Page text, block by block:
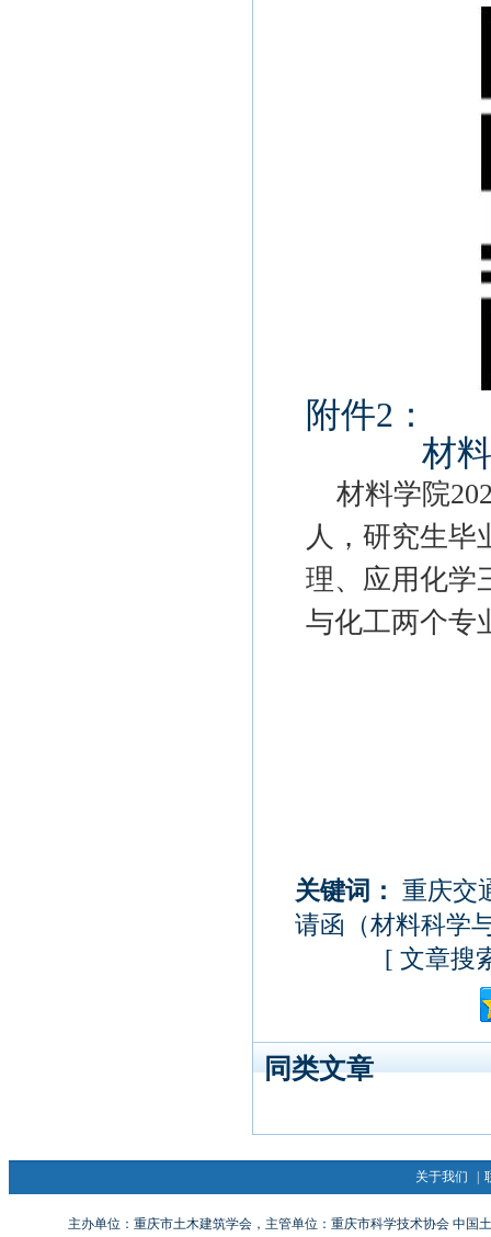
附件2 ：
材
材料学院
人，研究生毕
理、应用化学
与化工两个专
关键词： 重庆交
请函（材料科学
[ 文章搜
同类文章
关于我们
主办单位：重庆市土木建筑学会，主管单位：重庆市科学技术协会 中国